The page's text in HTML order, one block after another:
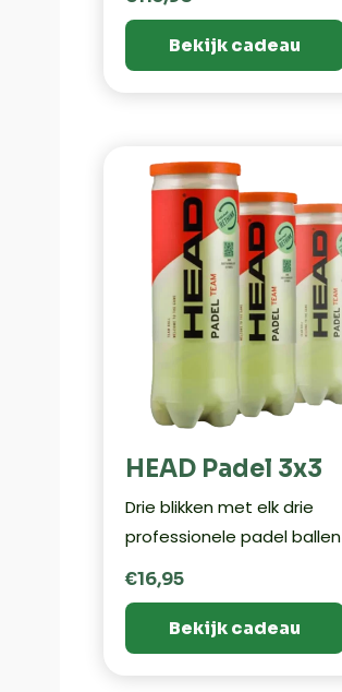
Bekijk cadeau
HEAD Padel 3x3
Drie blikken met elk drie
professionele padel ballen
€16,95
Bekijk cadeau